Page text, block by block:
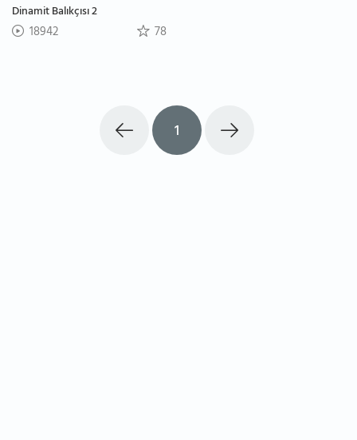
Dinamit Balıkçısı 2
18942 78
1